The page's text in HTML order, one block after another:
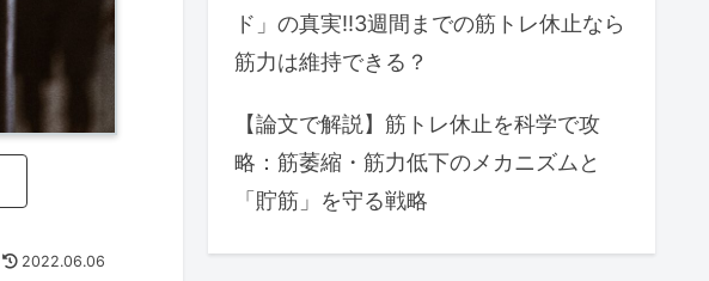
2022.06.06
ド」の真実‼3週間までの筋トレ休止なら
筋力は維持できる？
【論文で解説】筋トレ休止を科学で攻
略：筋萎縮・筋力低下のメカニズムと
「貯筋」を守る戦略